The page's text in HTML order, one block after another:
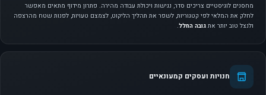
מחסנים לוגיסטיים צריכים סדר, נגישות ויכולת עבודה מהירה. פתרון מידוף מתאים מאפשר
לחלק את המלאי לפי קטגוריות, לשפר את תהליך הליקוט, לצמצם טעויות, לפנות שטח מהרצפה
ולנצל טוב יותר את גובה החלל.
חנויות ועסקים קמעונאיים